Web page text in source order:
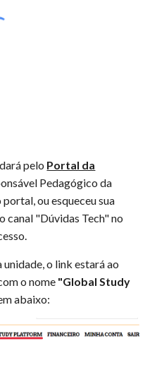
pelo Portal da
Pedagógico da
portal, ou esqueceu sua
canal "Dúvidas Tech" no
o link estará ao
o nome "Global Study
abaixo: